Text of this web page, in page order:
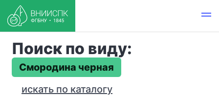
Поиск по виду:
Смородина черная
искать по каталогу